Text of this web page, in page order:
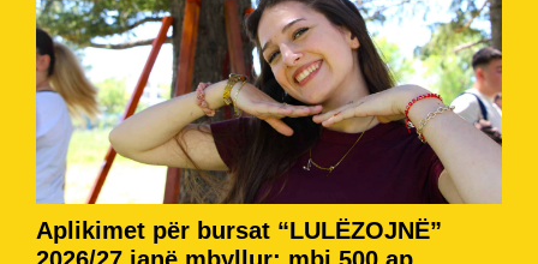
Aplikimet për bursat “LULËZOJNË”